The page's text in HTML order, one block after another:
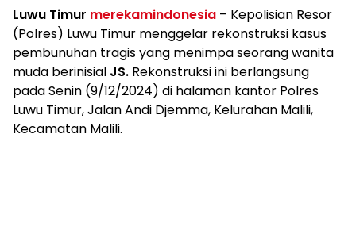
Luwu Timur merekamindonesia – Kepolisian Resor
(Polres) Luwu Timur menggelar rekonstruksi kasus
pembunuhan tragis yang menimpa seorang wanita
muda berinisial JS. Rekonstruksi ini berlangsung
pada Senin (9/12/2024) di halaman kantor Polres
Luwu Timur, Jalan Andi Djemma, Kelurahan Malili,
Kecamatan Malili.